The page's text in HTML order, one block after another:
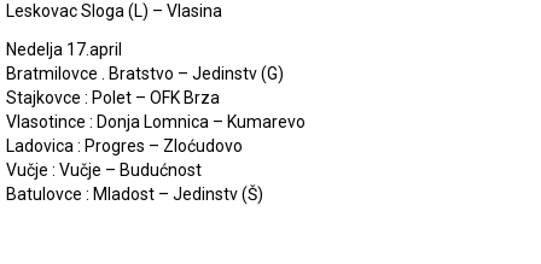
Leskovac Sloga (L) – Vlasina
Nedelja 17.april
Bratmilovce . Bratstvo – Jedinstv (G)
Stajkovce : Polet – OFK Brza
Vlasotince : Donja Lomnica – Kumarevo
Ladovica : Progres – Zloćudovo
Vučje : Vučje – Budućnost
Batulovce : Mladost – Jedinstv (Š)